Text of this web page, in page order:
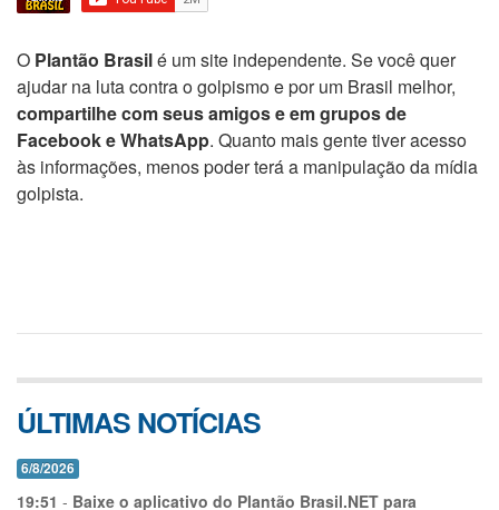
O Plantão Brasilé um site independente. Se você quer
ajudar na luta contra o golpismo e por um Brasil melhor,
compartilhe com seus amigos e em grupos de
Facebook e WhatsApp. Quanto mais gente tiver acesso
às informações, menos poder terá a manipulação da mídia
golpista.
ÚLTIMAS NOTÍCIAS
6/8/2026
19:51 - Baixe o aplicativo do Plantão Brasil.NET para